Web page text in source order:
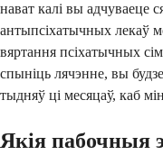
нават калі вы адчуваеце
антыпсіхатычных лекаў
вяртання псіхатычных
спыніць лячэнне, вы
тыдняў ці месяцаў, каб
Якія пабочныя